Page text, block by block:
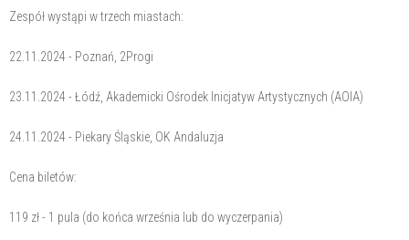
Zespół wystąpi w trzech miastach:
22.11.2024 - Poznań, 2Progi
23.11.2024 - Łódź, Akademicki Ośrodek Inicjatyw Artystycznych (AOIA)
24.11.2024 - Piekary Śląskie, OK Andaluzja
Cena biletów:
119 zł - 1 pula (do końca września lub do wyczerpania)